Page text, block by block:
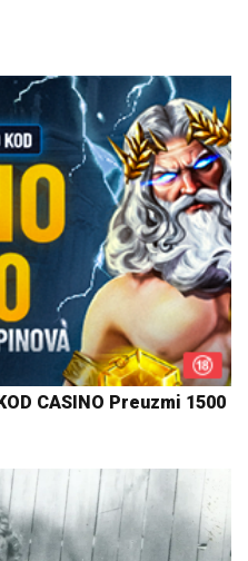
CASINO Preuzmi 1500